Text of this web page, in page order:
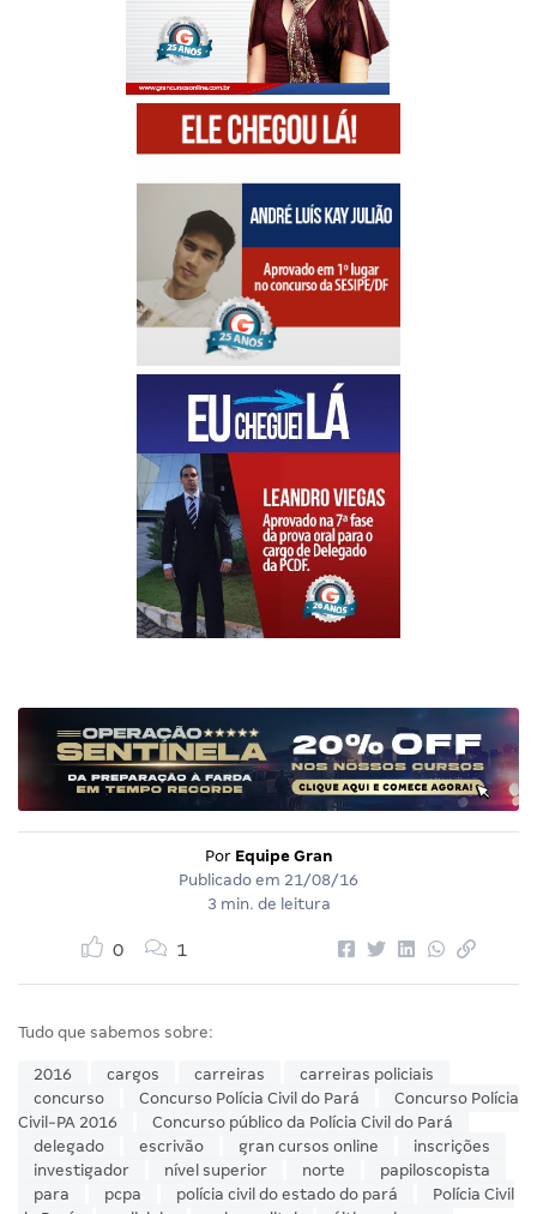
Por Equipe Gran
Publicado em 21/08/16
3 min. de leitura
0 1
Tudo que sabemos sobre:
2016 cargos carreiras
carreiras policiais
concurso
Concurso Polícia Civil do Pará
Concurso Polícia
Civil-PA 2016
Concurso público da Polícia Civil do Pará
delegado
escrivão gran cursos online
inscrições
investigador
nível superior norte
papiloscopista
para
pcpa polícia civil do estado do pará
Polícia Civil